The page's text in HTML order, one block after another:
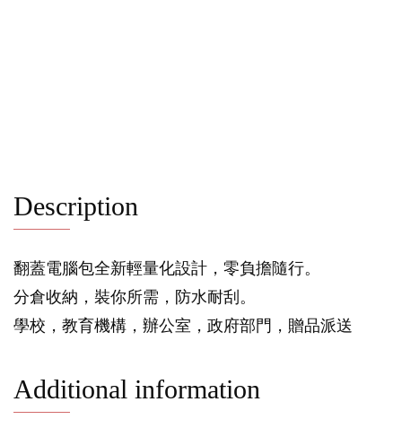
Description
翻蓋電腦包全新輕量化設計，零負擔隨行。
分倉收納，裝你所需，防水耐刮。
學校，教育機構，辦公室，政府部門，贈品派送
Additional information